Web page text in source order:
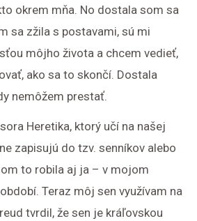
okrem mňa. No dostala som sa
sa zžila s postavami, sú mi
môjho života a chcem vedieť,
ako sa to skončí. Dostala
nemôžem prestať.
Heretika, ktorý učí na našej
zapisujú do tzv. senníkov alebo
to robila aj ja – v mojom
Teraz môj sen využívam na
tvrdil, že sen je kráľovskou